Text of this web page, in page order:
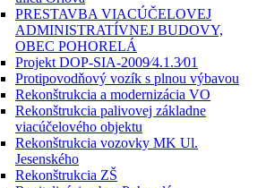
PRESTAVBA VIACÚČELOVEJ
ADMINISTRATÍVNEJ BUDOVY,
OBEC POHORELÁ
Projekt DOP-SIA-2009⁄4.1.3⁄01
Protipovodňový vozík s plnou výbavou
Rekonštrukcia a modernizácia VO
Rekonštrukcia palivovej základne
viacúčelového objektu
Rekonštrukcia vozovky MK Ul.
Jesenského
Rekonštrukcia ZŠ